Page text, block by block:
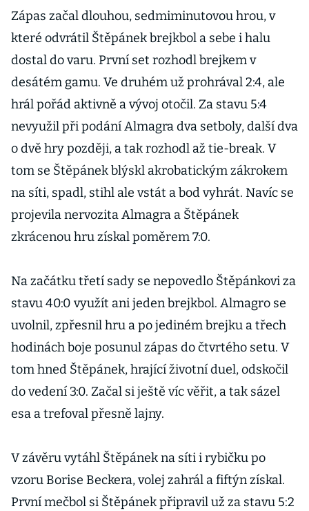
Zápas začal dlouhou, sedmiminutovou hrou, v
které odvrátil Štěpánek brejkbol a sebe i halu
dostal do varu. První set rozhodl brejkem v
desátém gamu. Ve druhém už prohrával 2:4, ale
hrál pořád aktivně a vývoj otočil. Za stavu 5:4
nevyužil při podání Almagra dva setboly, další dva
o dvě hry později, a tak rozhodl až tie-break. V
tom se Štěpánek blýskl akrobatickým zákrokem
na síti, spadl, stihl ale vstát a bod vyhrát. Navíc se
projevila nervozita Almagra a Štěpánek
zkrácenou hru získal poměrem 7:0.
Na začátku třetí sady se nepovedlo Štěpánkovi za
stavu 40:0 využít ani jeden brejkbol. Almagro se
uvolnil, zpřesnil hru a po jediném brejku a třech
hodinách boje posunul zápas do čtvrtého setu. V
tom hned Štěpánek, hrající životní duel, odskočil
do vedení 3:0. Začal si ještě víc věřit, a tak sázel
esa a trefoval přesně lajny.
V závěru vytáhl Štěpánek na síti i rybičku po
vzoru Borise Beckera, volej zahrál a fiftýn získal.
První mečbol si Štěpánek připravil už za stavu 5:2